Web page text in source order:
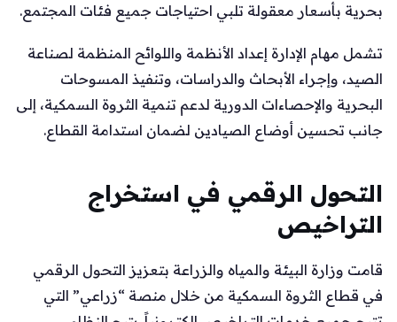
بحرية بأسعار معقولة تلبي احتياجات جميع فئات المجتمع.
تشمل مهام الإدارة إعداد الأنظمة واللوائح المنظمة لصناعة
الصيد، وإجراء الأبحاث والدراسات، وتنفيذ المسوحات
البحرية والإحصاءات الدورية لدعم تنمية الثروة السمكية، إلى
جانب تحسين أوضاع الصيادين لضمان استدامة القطاع.
التحول الرقمي في استخراج
التراخيص
قامت وزارة البيئة والمياه والزراعة بتعزيز التحول الرقمي
في قطاع الثروة السمكية من خلال منصة “زراعي” التي